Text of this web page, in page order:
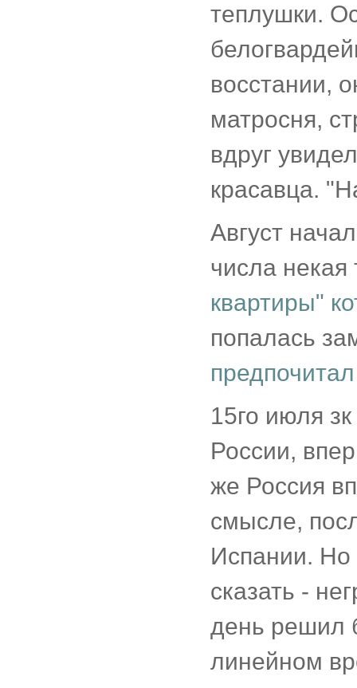
теплушки.
восстании,
матросня,
вдруг
красавца.
Август
числа некая
квартиры"
попалась
15го июля зк
России,
же Россия
смысле,
Испании. Но
сказать -
день решил
линейном